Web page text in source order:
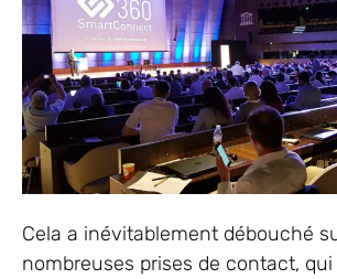
Cela a inévitablement débouché
nombreuses prises de contact,